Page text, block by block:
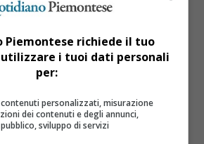
Piemontese
Piemontese richiede il tuo
utilizzare i tuoi dati personali
per:
contenuti personalizzati, misurazione
dei contenuti e degli annunci,
sviluppo di servizi